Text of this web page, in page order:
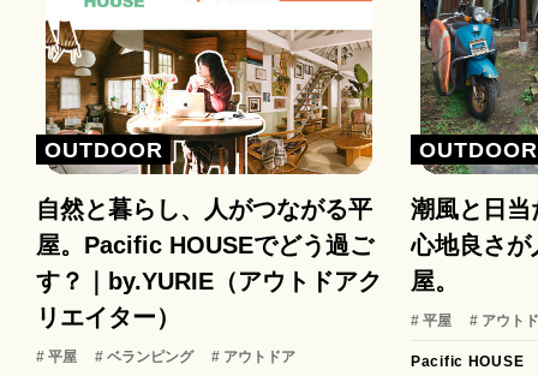
OUTDOOR
自然と暮らし、人がつながる平
屋。Pacific HOUSEでどう過ご
す？｜by.YURIE（アウトドアク
リエイター）
# 平屋 # ベランピング # アウトドア
OUTDOOR
潮風と日当
心地良さが
屋。
# 平屋 # アウト
Pacific HOUSE